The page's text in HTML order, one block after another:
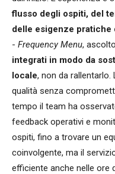
flusso degli ospiti, del
delle esigenze pratiche
- Frequency Menu,
integrati in modo da
locale, non da rallentarlo.
qualità senza
tempo il team ha
feedback operativi e
ospiti, fino a trovare un
coinvolgente, ma il
efficiente anche nelle ore